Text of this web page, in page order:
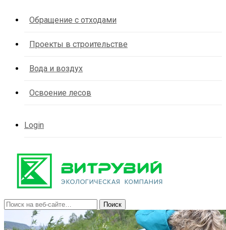
Обращение с отходами
Проекты в строительстве
Вода и воздух
Освоение лесов
Login